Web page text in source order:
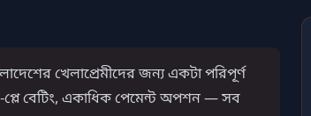
খেলাপ্রেমীদের জন্য একটা পরিপূর্ণ
প্লে বেটিং, একাধিক পেমেন্ট অপশন — সব